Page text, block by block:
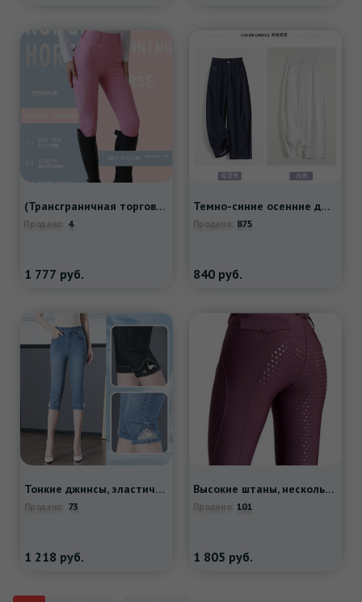
(Трансграничная торговля), летние дышащие штаны для тренировок, высокая талия
Продано: 4
1 777 руб.
Темно-синие осенние джинсы, штаны, пони, высокая талия, свободный прямой крой, с вышивкой
Продано: 875
840 руб.
Тонкие джинсы, эластичные приталенные штаны, высокая талия
Продано: 73
1 218 руб.
Высокие штаны, нескользящое износостойкое снаряжение, высокая талия
Продано: 101
1 805 руб.